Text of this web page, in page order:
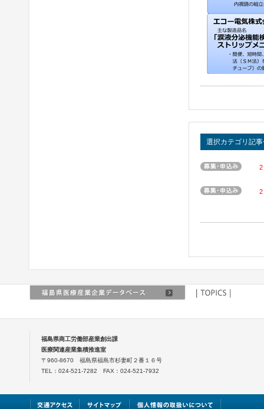
選択カテゴリ記
福島県商工労働部産業創出課
医療関連産業集積推進室
〒960-8670 福島県福島市杉妻町２番１６号
TEL：024-521-7282 FAX：024-521-7932